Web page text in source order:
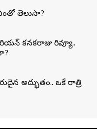
ఎంతో తెలుసా?
కనకరాజు రివ్యూ..
అద్భుతం.. ఒకే రాత్రి